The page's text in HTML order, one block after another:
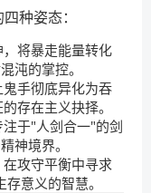
种姿态：
，将暴走能量转化
沌的掌控。
鬼手彻底异化为吞
存在主义抉择。
注于"人剑合一"的剑
神境界。
攻守平衡中寻求
意义的智慧。